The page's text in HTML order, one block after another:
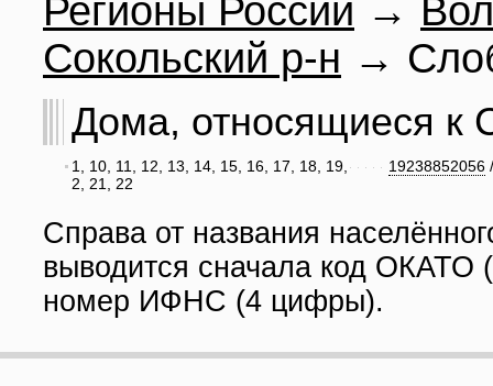
Регионы России →
Сокольский р-н →
Дома, относящиеся к
19238852056
1, 10, 11, 12, 13, 14, 15, 16, 17, 18, 19,
2, 21, 22
Справа от названия
выводится сначала код ОКАТО
номер ИФНС (4 цифры).